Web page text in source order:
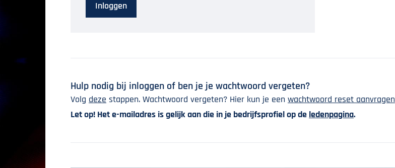
Hulp nodig bij inloggen of ben je je wachtwoord vergeten?
Volg deze stappen. Wachtwoord vergeten? Hier kun je een wachtwoord reset aanvragen
Let op! Het e-mailadres is gelijk aan die in je bedrijfsprofiel op de ledenpagina.